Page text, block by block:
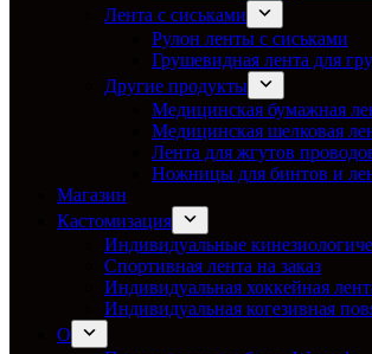
Лента с сиськами
Рулон ленты с сиськами
Грушевидная лента для
Другие продукты
Медицинская бумажная
Медицинская шелковая
Лента для жгутов
Ножницы для бинтов и
Магазин
Кастомизация
Индивидуальные
Спортивная лента на заказ
Индивидуальная хоккейная
Индивидуальная когезивная
О